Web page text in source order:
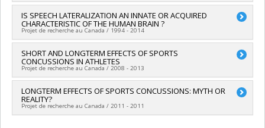
Mark Walker,Rosana Weksberg,Shi Wu,Elisabeth Winsor,
Lise Dubois,Germaine Buck Louis,Regen Drouin,Patricke
Eydoux,Warren Foster,Sonya Kashyap
Isabelle Marc-Series,Pierre Julien,Bruno Piedboeuf,Yves
Tremblay,Gina Muckle ,Éric Dewailly,Pierre Ayotte
Normand Brassard,Daria Pereg
Sources de financement :IRSC/Instituts de recherche en
santé du Canada
Programmes de subvention :
Programmes de subvention :PVXX5647-(MOP) Subvention de
fonctionnement incluant les subventions de fonctionnement
programmatiques (général)
Chercheur principal :Maryse Lassonde
IS SPEECH LATERALIZATION AN INNATE OR ACQUIRED
CHARACTERISTIC OF THE HUMAN BRAIN ?
Projet de recherche au Canada / 1994 - 2014
Chercheur principal :Maryse Lassonde
Sources de financement :CRSNG/Conseil de recherches en
sciences naturelles et génie du Canada (CRSNG)
subvention à la découverte individuelle ou de groupe
SHORT AND LONGTERM EFFECTS OF SPORTS
CONCUSSIONS IN ATHLETES
Projet de recherche au Canada / 2008 - 2013
Chercheur principal :Maryse Lassonde
LONGTERM EFFECTS OF SPORTS CONCUSSIONS: MYTH OR
REALITY?
Projet de recherche au Canada / 2011 - 2011